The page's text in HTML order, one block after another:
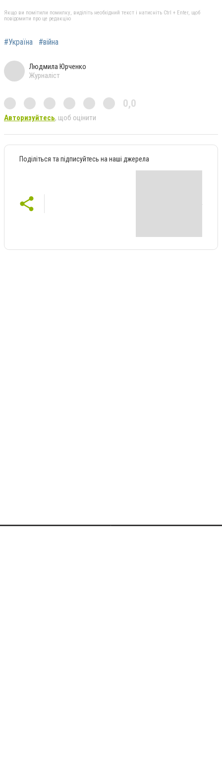
Якщо ви помітили помилку, виділіть необхідний текст і натисніть Ctrl + Enter, щоб
повідомити про це редакцію
#Україна #війна
Людмила Юрченко
Журналіст
0,0
Авторизуйтесь, щоб оцінити
Поділіться та підписуйтесь на наші джерела